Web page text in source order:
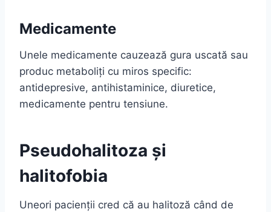
Medicamente
Unele medicamente cauzează gura uscată sau
produc metaboliți cu miros specific:
antidepresive, antihistaminice, diuretice,
medicamente pentru tensiune.
Pseudohalitoza și
halitofobia
Uneori pacienții cred că au halitoză când de